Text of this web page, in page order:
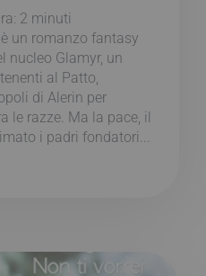
2 minuti
un romanzo fantasy
nucleo Glamyr, un
al Patto,
di Alerin per
le razze. Ma la pace, il
i padri fondatori...